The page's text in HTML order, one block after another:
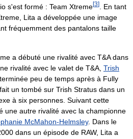
s'est formé : Team Xtreme[3]
. En tant
Lita a développée une image
fréquemment des pantalons taille
a débuté une rivalité avec T&A dans
rivalité avec le valet de T&A, Trish
terminée peu de temps après à Fully
un tombé sur Trish Stratus dans un
à six personnes. Suivant cette
une autre rivalité avec la championne
McMahon-Helmsley. Dans le
dans un épisode de RAW, Lita a